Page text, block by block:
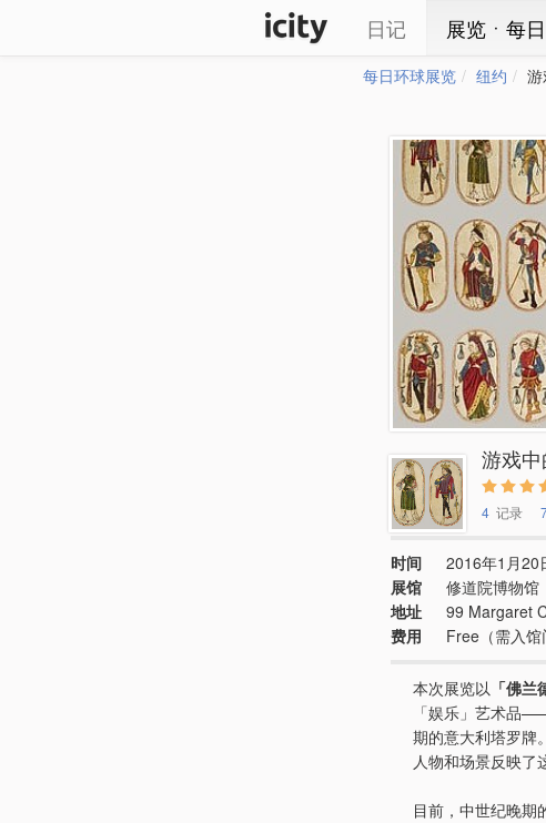
日记 展览ㆍ每
每日环球展览 纽约
游戏
4 记录
时间
2016年1月20
展馆
修道院博物馆
地址
99 Margaret
费用
Free（需入馆
本次展览以 「佛
「娱乐」艺术品
期的意大利塔罗牌
人物和场景反映了
目前，中世纪晚期